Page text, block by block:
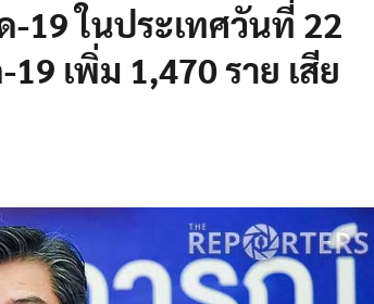
19 ในประเทศวันที่ 22
เพิ่ม 1,470 ราย เสีย